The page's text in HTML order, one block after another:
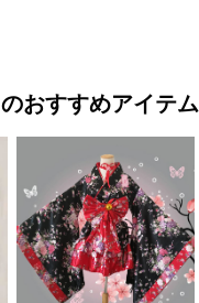
のおすすめアイテム